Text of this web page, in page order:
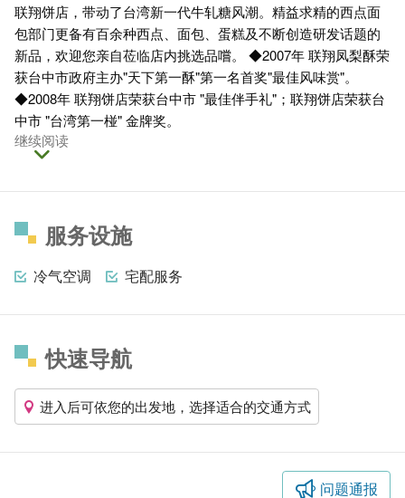
联翔饼店，带动了台湾新一代牛轧糖风潮。精益求精的西点面
包部门更备有百余种西点、面包、蛋糕及不断创造研发话题的
新品，欢迎您亲自莅临店内挑选品嚐。 ◆2007年 联翔凤梨酥荣
获台中市政府主办"天下第一酥"第一名首奖"最佳风味赏"。
◆2008年 联翔饼店荣获台中市 "最佳伴手礼"；联翔饼店荣获台
中市 "台湾第一椪" 金牌奖。
继续阅读
服务设施
冷气空调 宅配服务
快速导航
进入后可依您的出发地，选择适合的交通方式
问题通报